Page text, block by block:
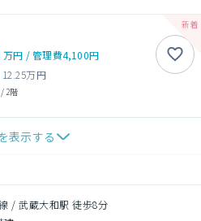
万円 /管理費4,100円
12.25万円
/ 2階
表示する
/ 武蔵大和駅 徒歩8分